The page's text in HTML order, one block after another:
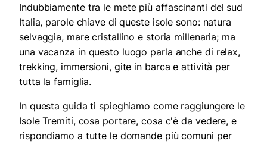
Indubbiamente tra le mete più affascinanti del sud
Italia, parole chiave di queste isole sono: natura
selvaggia, mare cristallino e storia millenaria; ma
una vacanza in questo luogo parla anche di relax,
trekking, immersioni, gite in barca e attività per
tutta la famiglia.
In questa guida ti spieghiamo come raggiungere le
Isole Tremiti, cosa portare, cosa c'è da vedere, e
rispondiamo a tutte le domande più comuni per